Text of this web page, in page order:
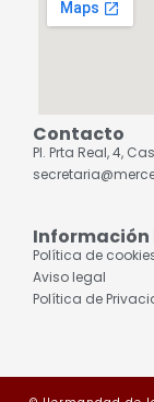
Contacto
Pl. Prta Real, 4,
Información
Política de
Aviso legal
Política de